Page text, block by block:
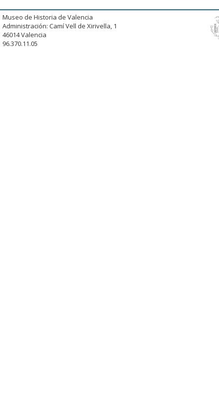
Museo de Historia de Valencia
Administración: Camí Vell de Xirivella, 1
46014 Valencia
96.370.11.05